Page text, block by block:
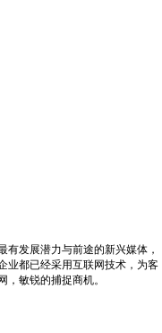
有发展潜力与前途的新兴媒体，
业都已经采用互联网技术，为客
，敏锐的捕捉商机。